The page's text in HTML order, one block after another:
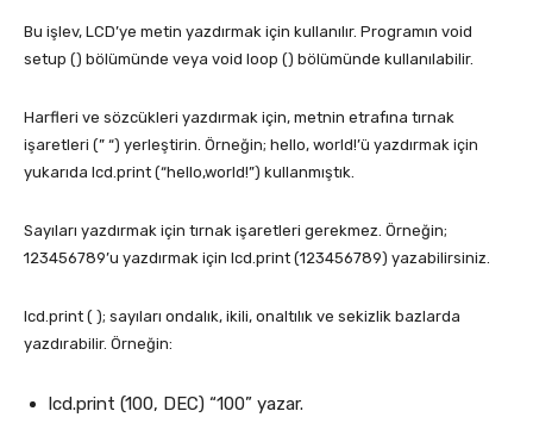
Bu işlev, LCD’ye metin yazdırmak için kullanılır. Programın void
setup () bölümünde veya void loop () bölümünde kullanılabilir.
Harfleri ve sözcükleri yazdırmak için, metnin etrafına tırnak
işaretleri (” “) yerleştirin. Örneğin; hello, world!’ü yazdırmak için
yukarıda lcd.print (“hello,world!”) kullanmıştık.
Sayıları yazdırmak için tırnak işaretleri gerekmez. Örneğin;
123456789’u yazdırmak için lcd.print (123456789) yazabilirsiniz.
lcd.print ( ); sayıları ondalık, ikili, onaltılık ve sekizlik bazlarda
yazdırabilir. Örneğin:
lcd.print (100, DEC) “100” yazar.